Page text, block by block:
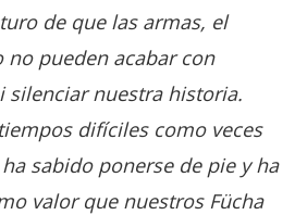
de que las armas, el
no pueden acabar con
silenciar nuestra historia.
difíciles como veces
sabido ponerse de pie y ha
valor que nuestros Fücha